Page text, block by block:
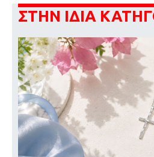
ΣΤΗΝ ΙΔΙΑ